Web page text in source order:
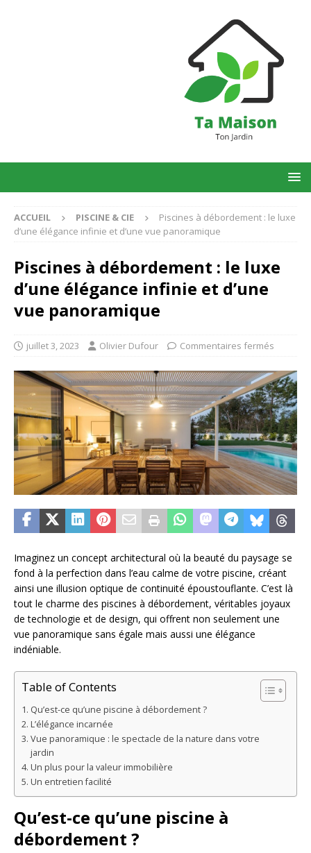
ACCUEIL PISCINE & CIE
Piscines à débordement : le luxe
d’une élégance infinie et d’une vue panoramique
Piscines à débordement : le luxe
d’une élégance infinie et d’une
vue panoramique
juillet 3, 2023 Olivier Dufour Commentaires fermés
Imaginez un concept architectural où la beauté du paysage se
fond à la perfection dans l’eau calme de votre piscine, créant
ainsi une illusion optique de continuité époustouflante. C’est là
tout le charme des piscines à débordement, véritables joyaux
de technologie et de design, qui offrent non seulement une
vue panoramique sans égale mais aussi une élégance
indéniable.
Table of Contents
Qu’est-ce qu’une piscine à débordement ?
L’élégance incarnée
Vue panoramique : le spectacle de la nature dans votre
jardin
Un plus pour la valeur immobilière
Un entretien facilité
Qu’est-ce qu’une piscine à
débordement ?